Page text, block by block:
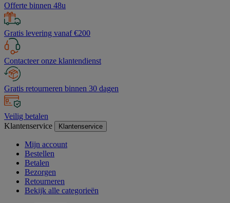
Offerte binnen 48u
Gratis levering vanaf €200
Contacteer onze klantendienst
Gratis retourneren binnen 30 dagen
Veilig betalen
Klantenservice
Klantenservice
Mijn account
Bestellen
Betalen
Bezorgen
Retourneren
Bekijk alle categorieën